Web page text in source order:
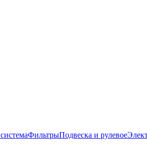
ФильтрыПодвеска и рулевое